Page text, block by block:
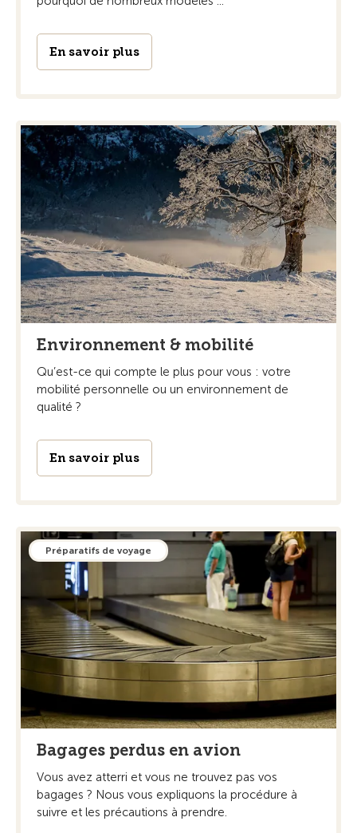
En savoir plus
Environnement & mobilité
Qu’est-ce qui compte le plus pour vous : votre
mobilité personnelle ou un environnement de
qualité ?
En savoir plus
Préparatifs de voyage
Bagages perdus en avion
Vous avez atterri et vous ne trouvez pas vos
bagages ? Nous vous expliquons la procédure à
suivre et les précautions à prendre.